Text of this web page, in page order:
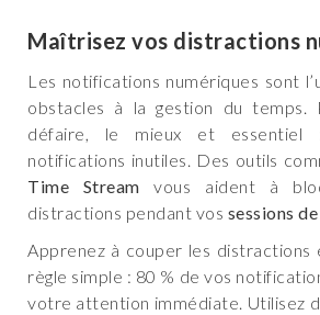
Maîtrisez vos distractions
Les notifications numériques sont
obstacles à la gestion du temps.
défaire, le mieux et essentiel
notifications inutiles. Des outils
Time Stream vous aident à
distractions pendant vos sessions
Apprenez à couper les distractions
règle simple : 80 % de vos
votre attention immédiate. Utilisez